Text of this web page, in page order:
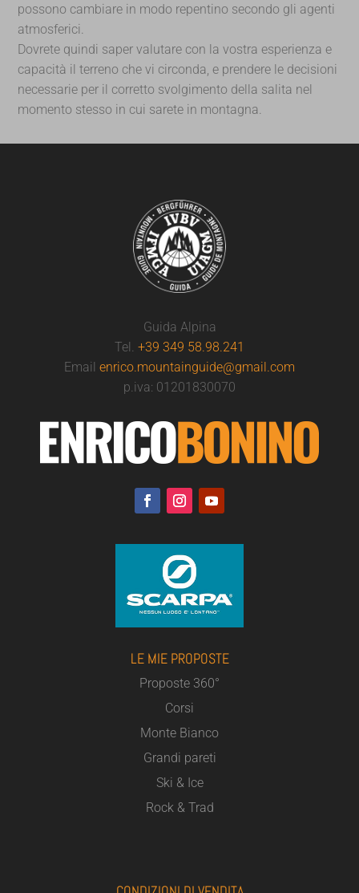
possono cambiare in modo repentino secondo gli agenti
atmosferici.
Dovrete quindi saper valutare con la vostra esperienza e
capacità il terreno che vi circonda, e prendere le decisioni
necessarie per il corretto svolgimento della salita nel
momento stesso in cui sarete in montagna.
Guida Alpina
Tel. +39 349 58.98.241
Email enrico.mountainguide@gmail.com
p.iva: 01201830070
LE MIE PROPOSTE
Proposte 360°
Corsi
Monte Bianco
Grandi pareti
Ski & Ice
Rock & Trad